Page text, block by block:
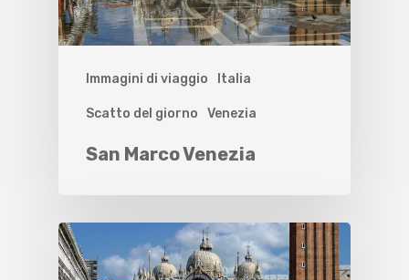
Immagini di viaggio Italia
Scatto del giorno Venezia
San Marco Venezia